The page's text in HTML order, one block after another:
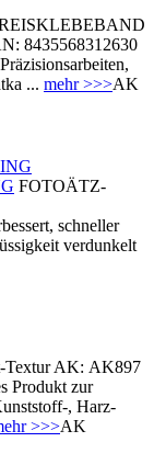
8435568312630
... mehr >>>AK
FOTOÄTZ-
schneller
verdunkelt
Textur AK: AK897
Produkt zur
, Harz-
>>>AK